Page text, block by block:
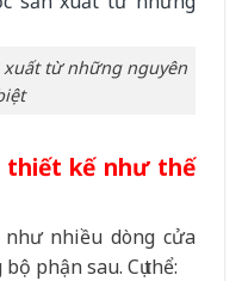
xuất từ những nguyên
thiết kế như thế
như nhiều dòng cửa
phận sau. Cụ thể: